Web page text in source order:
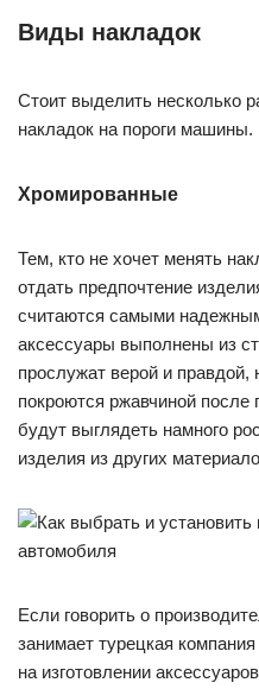
Виды накладок
Стоит выделить несколько
накладок на пороги машины.
Хромированные
Тем, кто не хочет менять
отдать предпочтение
считаются самыми
аксессуары выполнены из
прослужат верой и правдой,
покроются ржавчиной
будут выглядеть намного
изделия из других
Если говорить о
занимает турецкая
на изготовлении